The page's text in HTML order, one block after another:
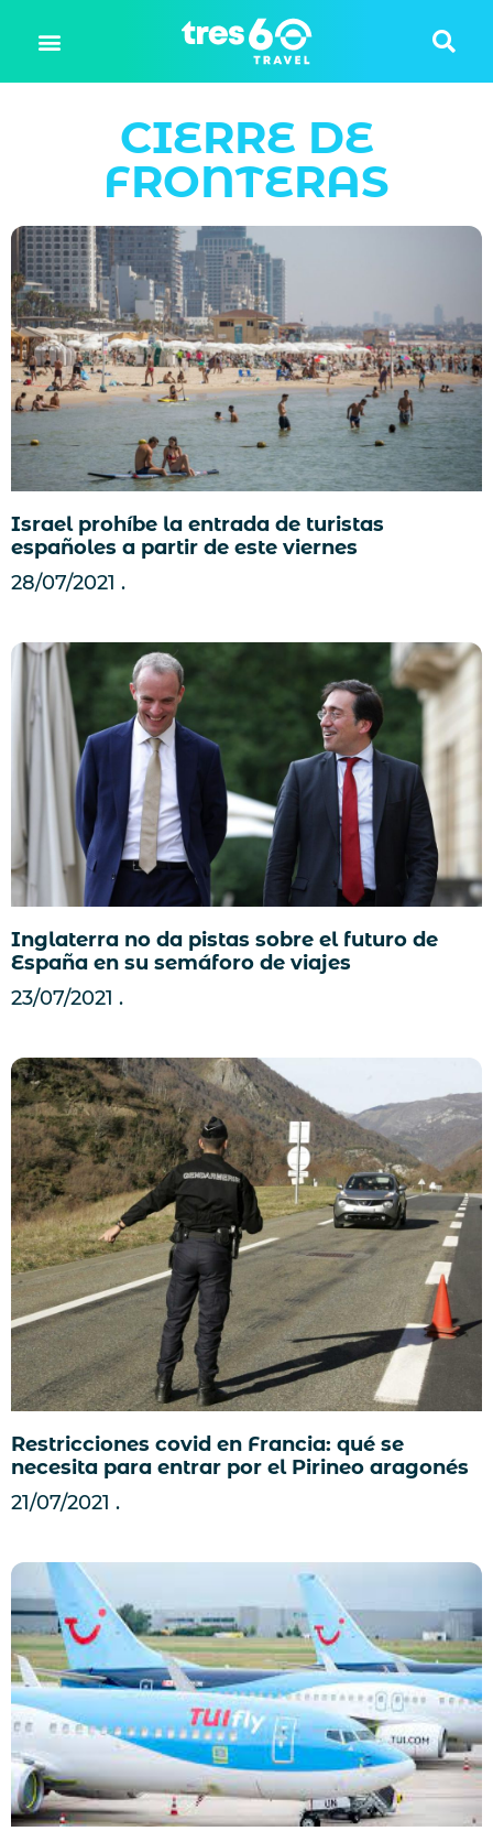
CIERRE DE
FRONTERAS
Israel prohíbe la entrada de turistas
españoles a partir de este viernes
28/07/2021
Inglaterra no da pistas sobre el futuro de
España en su semáforo de viajes
23/07/2021
Restricciones covid en Francia: qué se
necesita para entrar por el Pirineo aragonés
21/07/2021